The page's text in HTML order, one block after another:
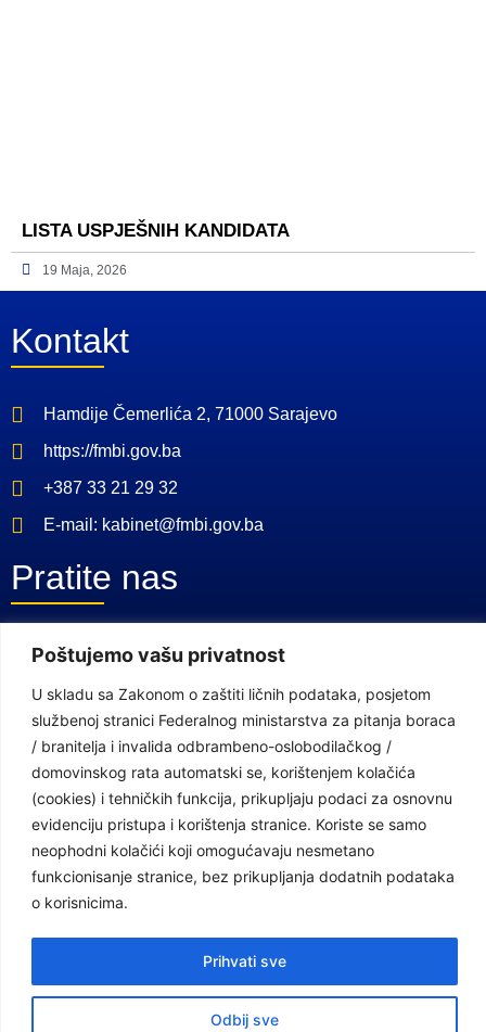
Poštujemo vašu privatnost
U skladu sa Zakonom o zaštiti ličnih podataka, posjetom
službenoj stranici Federalnog ministarstva za pitanja boraca
/ branitelja i invalida odbrambeno-oslobodilačkog /
domovinskog rata automatski se, korištenjem kolačića
(cookies) i tehničkih funkcija, prikupljaju podaci za osnovnu
evidenciju pristupa i korištenja stranice. Koriste se samo
neophodni kolačići koji omogućavaju nesmetano
funkcionisanje stranice, bez prikupljanja dodatnih podataka
o korisnicima.
Odbij sve
Prihvati sve
LISTA USPJEŠNIH KANDIDATA
19 Maja, 2026
Kontakt
Hamdije Čemerlića 2, 71000 Sarajevo
https://fmbi.gov.ba
+387 33 21 29 32
E-mail: kabinet@fmbi.gov.ba
Pratite nas
Facebook Stranica
Youtube Kanal
Linkovi
Vlada Federacije Bosne i Hercegovine
Federalno ministarstvo finansija
Federalni zavod za penzijsko i invalidsko osiguranje
Federalno ministarstvo za pitanja boraca /branitelja i invalida